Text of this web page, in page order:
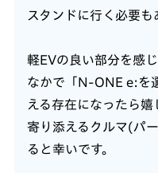
スタンドに行く必要も
軽EVの良い部分を感
なかで「N-ONE e:を
える存在になったら
寄り添えるクルマ(パ
ると幸いです。